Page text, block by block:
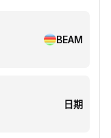
BEAM
日期